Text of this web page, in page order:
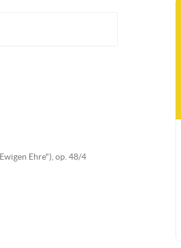
Ehre"), op. 48/4